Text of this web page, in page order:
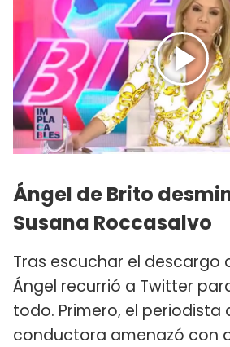
Ángel de Brito
Susana Roccasalvo
Tras escuchar el descargo
Ángel recurrió a Twitter
todo. Primero, el periodista
conductora amenazó con